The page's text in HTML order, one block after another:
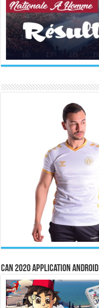
CAN 2020 Application Android